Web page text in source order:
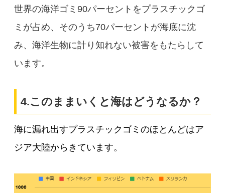
世界の海洋ゴミ90パーセントをプラスチックゴ
ミが占め、そのうち70パーセントが海底に沈
み、海洋生物に計り知れない被害をもたらして
います。
4.このままいくと海はどうなるか？
海に漏れ出すプラスチックゴミのほとんどはア
ジア大陸からきています。